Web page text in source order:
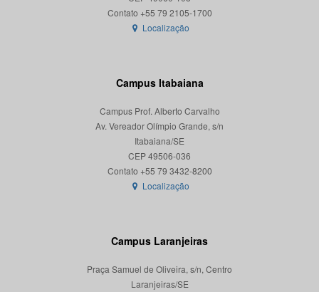
Localização
Campus Itabaiana
Campus Prof. Alberto Carvalho
Av. Vereador Olímpio Grande, s/n
Itabaiana/SE
CEP 49506-036
Localização
Campus Laranjeiras
Praça Samuel de Oliveira, s/n, Centro
Laranjeiras/SE